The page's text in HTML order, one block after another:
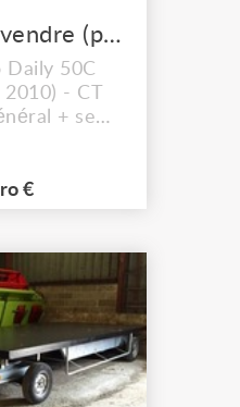
mini semi à vendre (permis BE)
Daily 50C
- CT
+ semi
de
Tare :
neuve.
€